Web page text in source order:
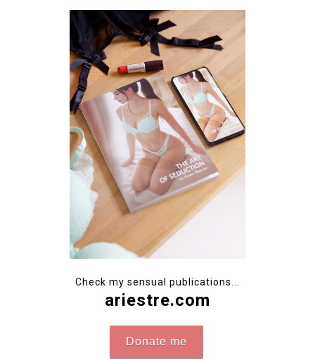
Check my sensual publications...
ariestre.com
Donate me